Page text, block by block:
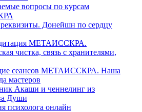
вопросы по курсам
Донейшн по сердцу
МЕТАИССКРА.
чистка, связь с хранителями,
сеансов МЕТАИССКРА. Наша
мастеров
Акаши и ченнелинг из
Души
психолога онлайн